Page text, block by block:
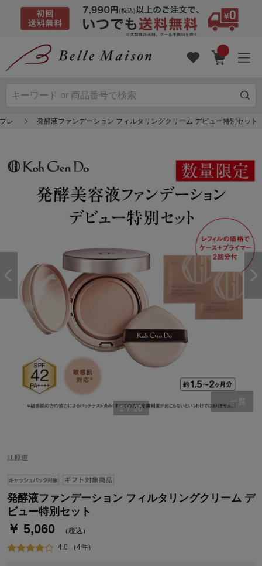
レ 発酵液ファンデーション フィルタリングクリーム デビュー特別セット
1 / 20
一覧
江原道
発酵液ファンデーション フィルタリングクリーム デ
ビュー特別セット
￥ 5,060 （税込）
4.0 （4件）